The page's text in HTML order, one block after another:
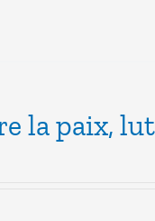
la paix,